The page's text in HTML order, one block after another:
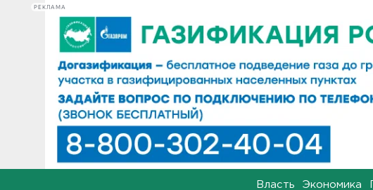
РЕКЛАМА
Власть Экономика